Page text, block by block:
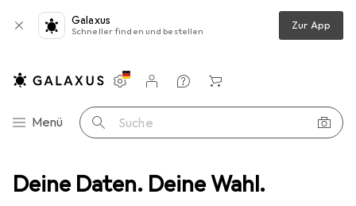
Deine Daten. Deine Wahl.
Galaxus
Schneller finden und bestellen Zur App
Navigation nach Kategorien
Menü Suche
Einstellungen
Kundenkonto
Vergleichslisten
Merklisten
Warenkorb
Entwicklungsboard + Kit Raspberry Pi RB-RS232